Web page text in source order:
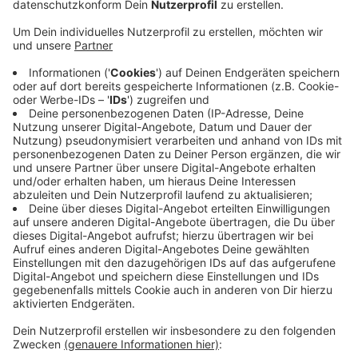
drohe der Absturz in Hartz IV, befürchtet die
Reisebüros und Friseursalons. Ralf Engel vom
Handelsverband rät Selbständigen, ihre Situation
genau zu analysieren und notfalls lieber die Firma
zu schließen. Habe ich das richtige Sortiment?
Kommuniziere ich richtig mit meiner Kundschaft?
Und hat meine Branche überhaupt eine
Perspektive? Das sind laut Engel die Fragen, die
Selbständige jetzt beantworten müssen. Im
Notfall sei es für Selbständige oft sogar besser,
rechtzeitig die Firma dicht zu machen.
Veröffentlicht:Dienstag, 16.02.2021 09:48
Anzeige